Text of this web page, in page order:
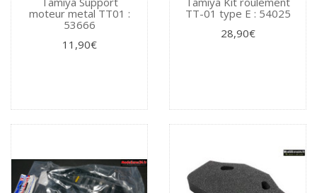
moteur metal TT01 :
53666
11,90€
TT-01 type E : 54025
28,90€